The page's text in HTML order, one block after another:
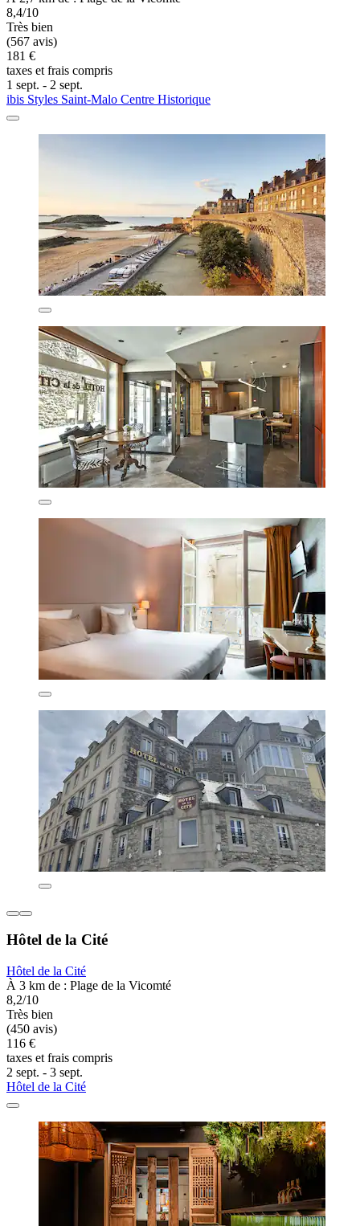
8,4/10
Très bien
(567 avis)
181 €
taxes et frais compris
1 sept. - 2 sept.
ibis Styles Saint-Malo Centre Historique
Hôtel de la Cité
Hôtel de la Cité
À 3 km de : Plage de la Vicomté
8,2/10
Très bien
(450 avis)
116 €
taxes et frais compris
2 sept. - 3 sept.
Hôtel de la Cité